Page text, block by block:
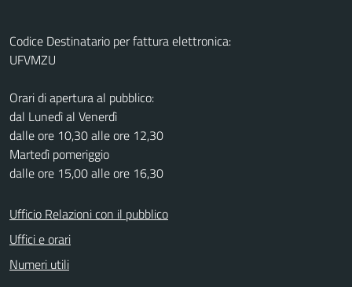
Codice Destinatario per fattura elettronica:
UFVMZU
Orari di apertura al pubblico:
dal Lunedì al Venerdì
dalle ore 10,30 alle ore 12,30
Martedì pomeriggio
dalle ore 15,00 alle ore 16,30
Ufficio Relazioni con il pubblico
Uffici e orari
Numeri utili